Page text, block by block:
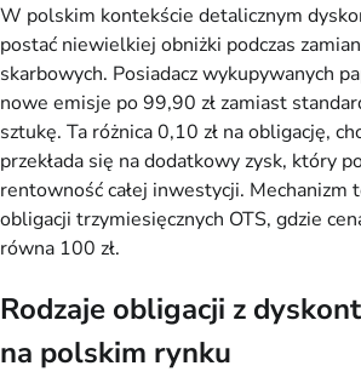
W polskim kontekście detalicznym
postać niewielkiej obniżki podczas
skarbowych. Posiadacz wykupywanych
nowe emisje po 99,90 zł zamiast
sztukę. Ta różnica 0,10 zł na obligację,
przekłada się na dodatkowy zysk, który
rentowność całej inwestycji. Mechanizm
obligacji trzymiesięcznych OTS, gdzie
równa 100 zł.
Rodzaje obligacji z
na polskim rynku